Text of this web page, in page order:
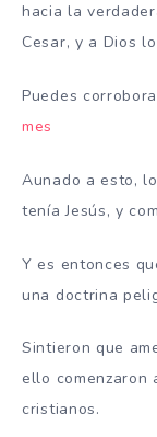
hacia la
Cesar, y a Dios
Puedes
mes
Aunado a esto,
tenía Jesús, y
Y es entonces
una doctrina
Sintieron que
ello comenzaron
cristianos.